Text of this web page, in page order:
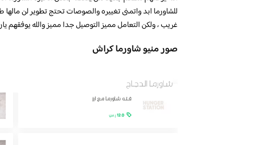
للشاورما ابد واتمنى تغييره والصوصات تحتج تطوير لن
غريب ، ولكن التعامل مميز التوصيل جدا مميز والله يوفقهم
صور منيو شاورما كراش